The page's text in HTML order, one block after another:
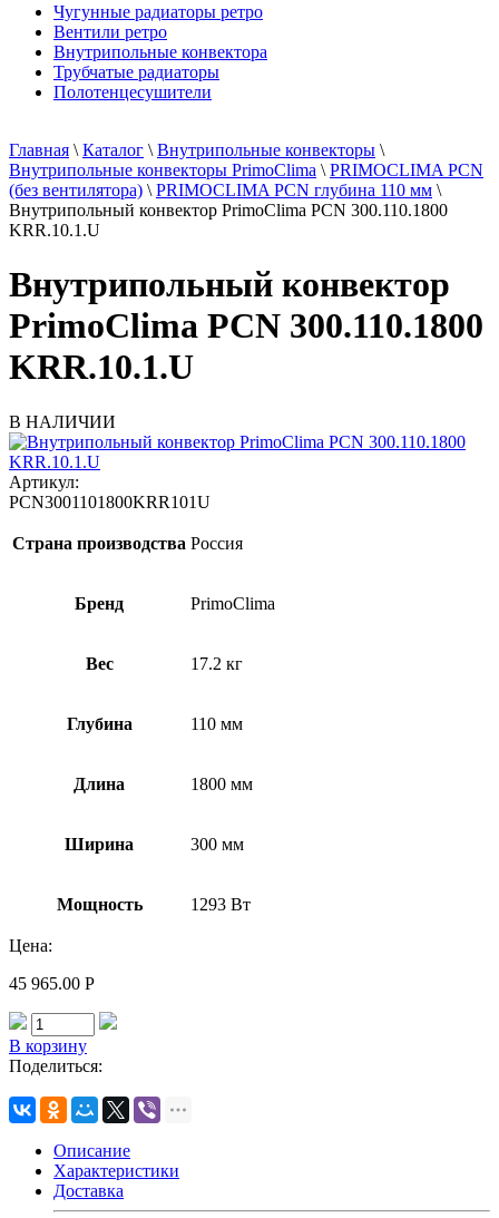
Чугунные радиаторы ретро
Вентили ретро
Внутрипольные конвектора
Трубчатые радиаторы
Полотенцесушители
Главная \ Каталог \ Внутрипольные конвекторы \
Внутрипольные конвекторы PrimoClima \ PRIMOCLIMA PCN
(без вентилятора) \ PRIMOCLIMA PCN глубина 110 мм \
Внутрипольный конвектор PrimoClima PCN 300.110.1800
KRR.10.1.U
Внутрипольный конвектор
PrimoClima PCN 300.110.1800
KRR.10.1.U
В НАЛИЧИИ
Артикул:
PCN3001101800KRR101U
Страна производства Россия
Бренд PrimoClima
Вес 17.2 кг
Глубина 110 мм
Длина 1800 мм
Ширина 300 мм
Мощность 1293 Вт
Цена:
45 965.00 Р
В корзину
Поделиться:
Описание
Характеристики
Доставка